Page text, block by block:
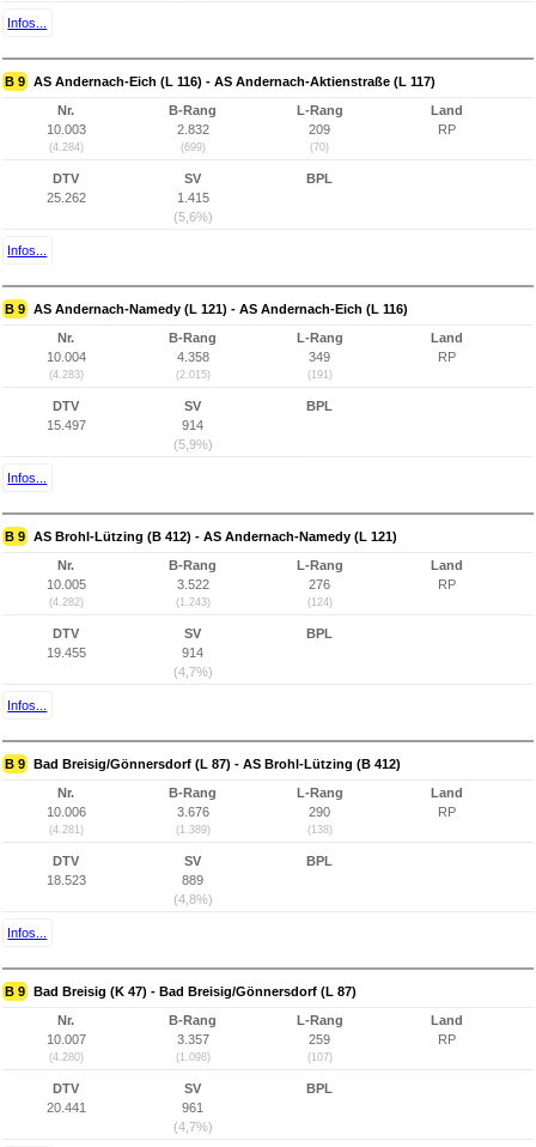
Infos...
B 9 AS Andernach-Eich (L 116) - AS Andernach-Aktienstraße (L 117)
Nr.
10.003
(4.284)
B-Rang
2.832
(699)
L-Rang
209
(70)
Land
RP
DTV
25.262
SV
1.415
(5,6%)
BPL
Infos...
B 9 AS Andernach-Namedy (L 121) - AS Andernach-Eich (L 116)
Nr.
10.004
(4.283)
B-Rang
4.358
(2.015)
L-Rang
349
(191)
Land
RP
DTV
15.497
SV
914
(5,9%)
BPL
Infos...
B 9 AS Brohl-Lützing (B 412) - AS Andernach-Namedy (L 121)
Nr.
10.005
(4.282)
B-Rang
3.522
(1.243)
L-Rang
276
(124)
Land
RP
DTV
19.455
SV
914
(4,7%)
BPL
Infos...
B 9 Bad Breisig/Gönnersdorf (L 87) - AS Brohl-Lützing (B 412)
Nr.
10.006
(4.281)
B-Rang
3.676
(1.389)
L-Rang
290
(138)
Land
RP
DTV
18.523
SV
889
(4,8%)
BPL
Infos...
B 9 Bad Breisig (K 47) - Bad Breisig/Gönnersdorf (L 87)
Nr.
10.007
(4.280)
B-Rang
3.357
(1.098)
L-Rang
259
(107)
Land
RP
DTV
20.441
SV
961
(4,7%)
BPL